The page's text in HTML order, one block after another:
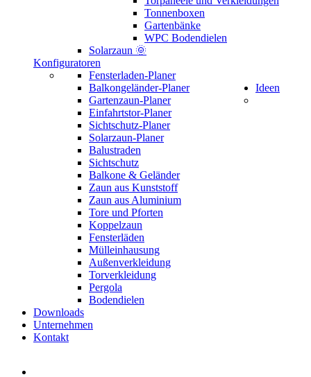
Tonnenboxen
Gartenbänke
WPC Bodendielen
Solarzaun 🌞
Konfiguratoren
Fensterladen-Planer
Balkongeländer-Planer
Gartenzaun-Planer
Einfahrtstor-Planer
Sichtschutz-Planer
Solarzaun-Planer
Ideen
Balustraden
Sichtschutz
Balkone & Geländer
Zaun aus Kunststoff
Zaun aus Aluminium
Tore und Pforten
Koppelzaun
Fensterläden
Mülleinhausung
Außenverkleidung
Torverkleidung
Pergola
Bodendielen
Downloads
Unternehmen
Kontakt